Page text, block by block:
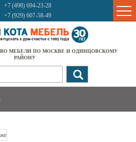
+7 (498) 694-23-28
+7 (929) 607-58-49
МЕБЕЛИ ПО МОСКВЕ И ОДИНЦОВСКОМУ
РАЙОНУ